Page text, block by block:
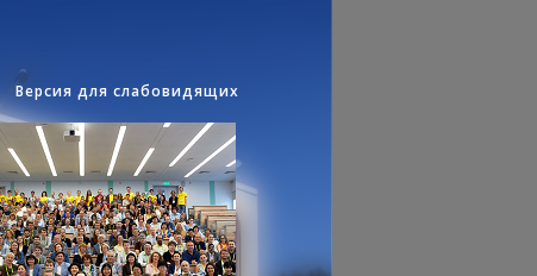
Версия для слабовидящих